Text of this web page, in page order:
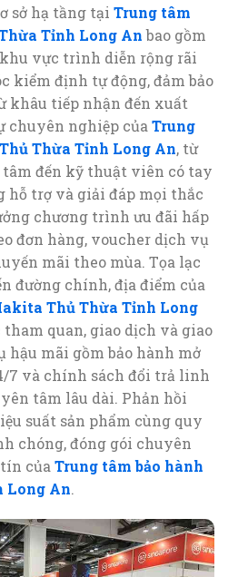
sở hạ tầng tại Trung tâm
Tỉnh Long Anbao gồm
vực trình diễn rộng rãi
kiểm định tự động, đảm bảo
khâu tiếp nhận đến xuất
chuyên nghiệp của Trung
Thừa Tỉnh Long An, từ
đến kỹ thuật viên có tay
hỗ trợ và giải đáp mọi thắc
chương trình ưu đãi hấp
đơn hàng, voucher dịch vụ
mãi theo mùa. Tọa lạc
đường chính, địa điểm của
Thủ Thừa Tỉnh Long
quan, giao dịch và giao
hậu mãi gồm bảo hành mở
7 và chính sách đổi trả linh
tâm lâu dài. Phản hồi
suất sản phẩm cùng quy
chóng, đóng gói chuyên
của Trung tâm bảo hành
Long An.